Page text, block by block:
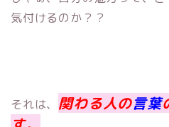
気付けるのか？？
それは、 関わる人の言葉